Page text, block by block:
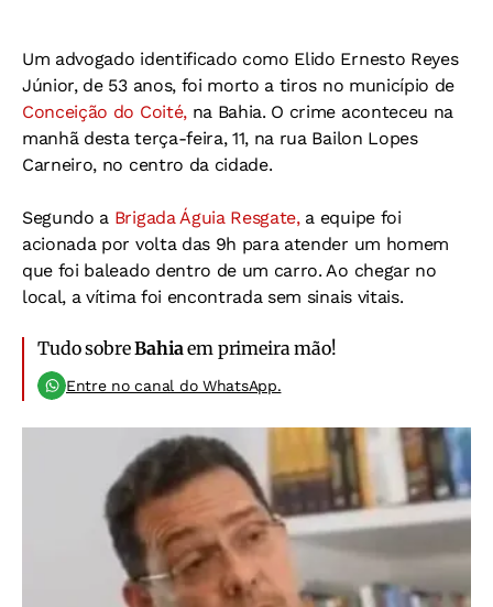
Um advogado identificado como Elido Ernesto Reyes
Júnior, de 53 anos, foi morto a tiros no município de
Conceição do Coité, na Bahia. O crime aconteceu na
manhã desta terça-feira, 11, na rua Bailon Lopes
Carneiro, no centro da cidade.
Segundo a Brigada Águia Resgate, a equipe foi
acionada por volta das 9h para atender um homem
que foi baleado dentro de um carro. Ao chegar no
local, a vítima foi encontrada sem sinais vitais.
Tudo sobreBahia em primeira mão!
Entre no canal do WhatsApp.